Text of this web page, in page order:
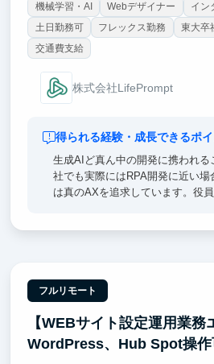
機械学習・AI Webデザイナー
イン
土日勤務可
フレックス勤務 東大卒
交通費支給
株式会社LifePrompt
得られる経験・成長できるポイ
生成AIど真ん中の開発に携われる
社でも実際にはRPA開発に近い場
は真のAXを追求しています。役
にはCursor、Claude Code、Devin
使い倒します。withAIでの開発生
探求しましょう。
フルリモート
【WEBサイト設定運用業務
WordPress、Hub Spot操作